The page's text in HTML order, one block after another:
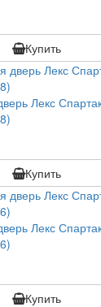
Купить
Лекс
Купить
Лекс
Купить